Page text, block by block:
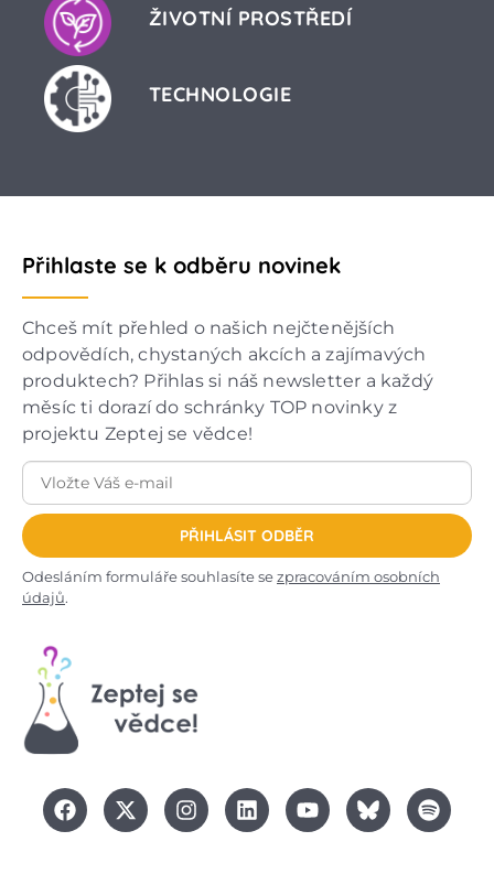
ŽIVOTNÍ PROSTŘEDÍ
TECHNOLOGIE
Přihlaste se k odběru novinek
Chceš mít přehled o našich nejčtenějších
odpovědích, chystaných akcích a zajímavých
produktech? Přihlas si náš newsletter a každý
měsíc ti dorazí do schránky TOP novinky z
projektu Zeptej se vědce!
PŘIHLÁSIT ODBĚR
Odesláním formuláře souhlasíte sezpracováním osobních
údajů.